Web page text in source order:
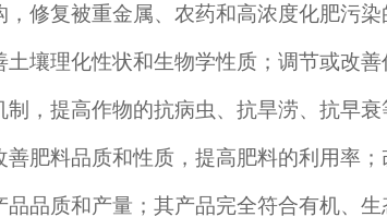
，修复被重金属、农药和高浓度化肥污染
土壤理化性状和生物学性质；调节或改善
制，提高作物的抗病虫、抗旱涝、抗早衰
善肥料品质和性质，提高肥料的利用率；
品品质和产量；其产品完全符合有机、生